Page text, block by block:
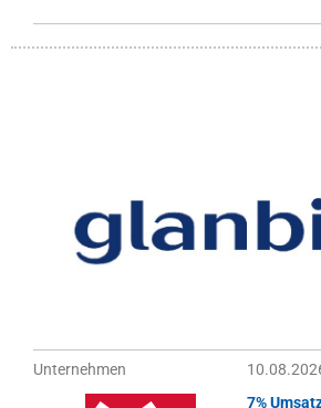
Unternehmen
7%